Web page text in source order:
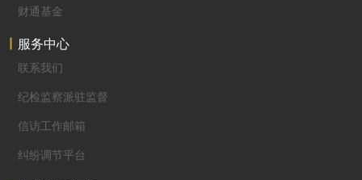
财通基金
服务中心
联系我们
纪检监察派驻监督
信访工作邮箱
纠纷调节平台